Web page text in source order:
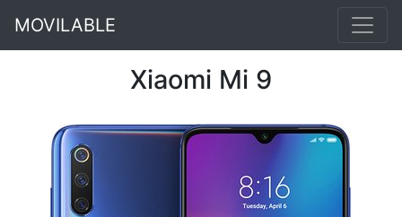
MOVILABLE
Xiaomi Mi 9